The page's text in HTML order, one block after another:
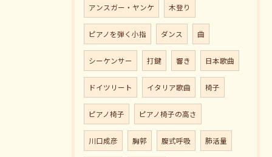
アンスガー・ヤンケ 木登り
ピアノを弾く小指 ダンス 曲
シーケンサー 打鍵 響き 日本歌曲
ドイツリート イタリア歌曲 椅子
ピアノ椅子 ピアノ椅子の高さ
川口成彦 胸郭 腹式呼吸 肺活量